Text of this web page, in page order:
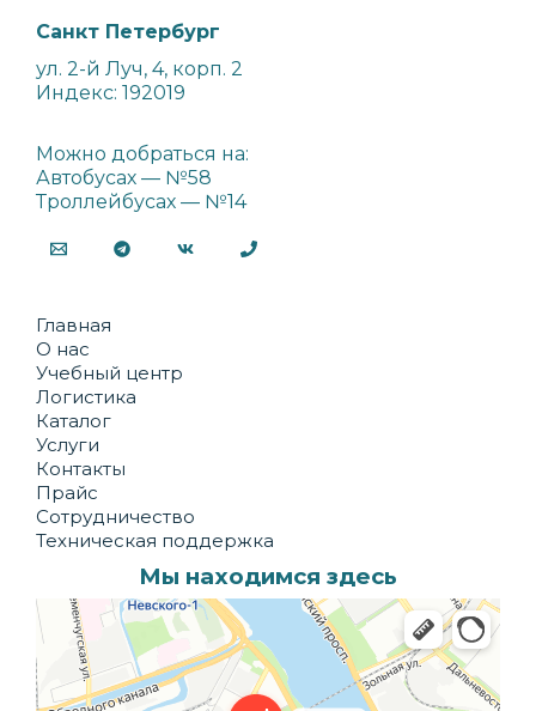
Санкт Петербург
ул. 2-й Луч, 4, корп. 2
Индекс: 192019
Можно добраться на:
Автобусах — №58
Троллейбусах — №14
Главная
О нас
Учебный центр
Логистика
Каталог
Услуги
Контакты
Прайс
Сотрудничество
Техническая поддержка
Мы находимся здесь
Долька
Производственное предприятие в Санкт‑Петербурге